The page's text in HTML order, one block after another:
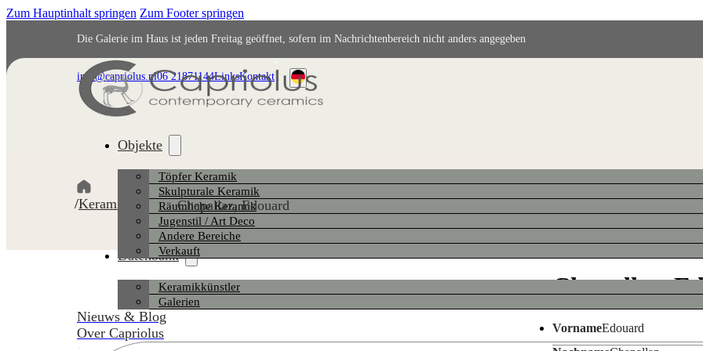
Zum Hauptinhalt springen Zum Footer springen
Die Galerie im Haus ist jeden Freitag geöffnet, sofern im Nachrichtenbereich nicht anders angegeben
info@capriolus.nl06 21871144LinksKontakt DE
Objekte
Töpfer Keramik
Skulpturale Keramik
Räumliche Keramik
Jugenstil / Art Deco
Andere Bereiche
Verkauft
Datenbank
Keramikkünstler
Galerien
Nieuws & Blog
Over Capriolus
/Keramikkünstler/Chapallaz, Edouard
Chapallaz,
VornameEdouard